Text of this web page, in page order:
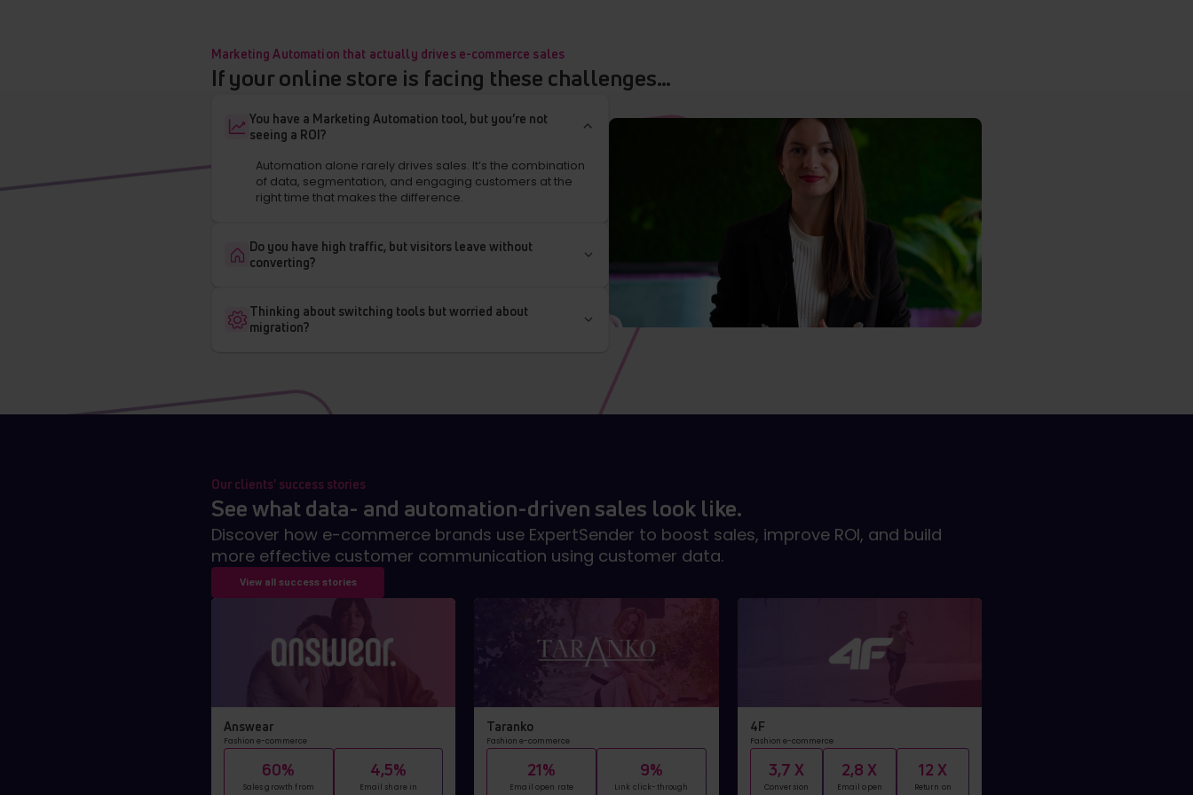
Marketing Automation that actually drives e-commerce sales
If your online store is facing these challenges…
You have a Marketing Automation tool, but you’re not
seeing a ROI?
Automation alone rarely drives sales. It’s the combination
of data, segmentation, and engaging customers at the
right time that makes the difference.
Do you have high traffic, but visitors leave without
converting?
Thinking about switching tools but worried about
migration?
Our clients’ success stories
See what data- and automation-driven sales look like.
Discover how e-commerce brands use ExpertSender to boost sales, improve ROI, and build
more effective customer communication using customer data.
View all success stories
Answear
Fashion e-commerce
60%
Sales growth from
4,5%
Email share in
Taranko
Fashion e-commerce
21%
Email open rate
9%
Link click-through
4F
Fashion e-commerce
3,7 X
Conversion
2,8 X
Email open
12 X
Return on